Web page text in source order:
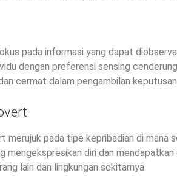
pada informasi yang dapat
dengan preferensi sensing
cermat dalam pengambilan keputusan.
merujuk pada tipe kepribadian di mana
mengekspresikan diri dan
lain dan lingkungan sekitarnya.